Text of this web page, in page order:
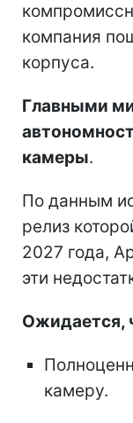
компания
корпуса.
Главными
камеры.
По данным
релиз
2027 года,
эти
Ожидается,
камеру.